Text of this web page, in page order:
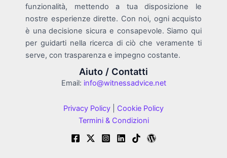
funzionalità, mettendo a tua disposizione le
nostre esperienze dirette. Con noi, ogni acquisto
è una decisione sicura e consapevole. Siamo qui
per guidarti nella ricerca di ciò che veramente ti
serve, con trasparenza e impegno costante.
Aiuto / Contatti
Email: info@witnessadvice.net
Privacy Policy
Cookie Policy
Termini & Condizioni